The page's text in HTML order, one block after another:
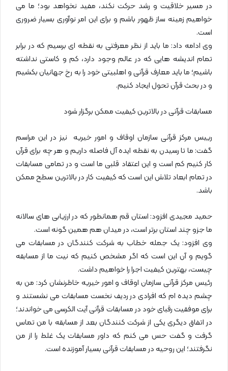
در مسیر خلاقیت و رشد حرکت نکند، مفید نخواهد بود؛ ما می
خواهیم زمینه ساز ظهور باشم و برای این امر نوآوری بسیار ضروری
است.
وی ادامه داد: ما باید از نظر معرفتی به نقطه ای برسیم که در برابر
تمام اندیشه هایی که در عالم وجود دارد، کم و کاستی نداشته
باشیم؛ ما باید معارف قرآنی و اهلبیتی خود را به رخ جهانیان بکشیم
و در بحث قرآن تحول ایجاد کنیم.
مسابقات قرآنی در بالاترین کیفیت ممکن برگزار شود
رییس مرکز قرآنی سازمان اوقاف و امور خیریه نیز در این مراسم
گفت: ما تا رسیدن به نقطه ایده آل فاصله داریم و هر چه برای قرآن
کار کنیم کم است و این اعتقاد قلبی ما است و در تمامی مسابقات
در تمام ابعاد تلاش این است که کیفیت کار در بالاترین سطح ممکن
باشد.
حمید مجیدی افزود: استان قم همانطور که در ارزیابی های سالانه
ما جزو چند استان برتر است، در میدان هم همین گونه است.
وی افزود: یک جمله خطاب به شرکت کنندگان در مسابقات می
گویم و آن این است که اگر مشخص کنیم که نیت ما از مسابقه
چیست، بهترین کیفیت اجرا را خواهیم داشت.
رئیس مرکز قرآنی سازمان اوقاف و امور خیریه خاطرنشان کرد: من به
چشم دیده ام که افرادی در ردیف نخست مسابقات می نشستند و
برای موفقیت رقبای خود در مسابقات قرآنی آیت الکرسی می خواندند؛
در اتفاق دیگری یکی از شرکت کنندگان بعد از مسابقه با من تماس
گرفت و گفت حس می کنم که داور مسابقات یک غلط را از من
نگرفتند؛ این روحیه در مسابقات قرآنی بسیار آموزنده است.